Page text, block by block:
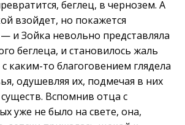
беглец, в чернозем. А
взойдет, но покажется
и Зойка невольно представляла
беглеца, и становилось жаль
каким-то благоговением глядела
одушевляя их, подмечая в них
Вспомнив отца с
уже не было на свете, она,